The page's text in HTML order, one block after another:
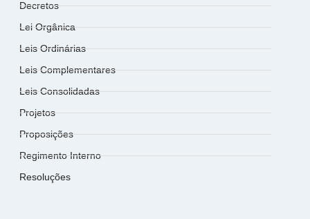
Decretos
Lei Orgânica
Leis Ordinárias
Leis Complementares
Leis Consolidadas
Projetos
Proposições
Regimento Interno
Resoluções